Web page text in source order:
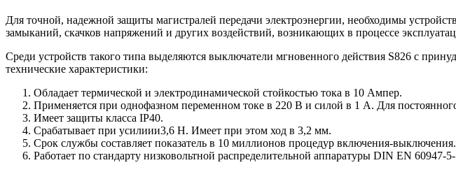
Для точной, надежной защиты магистралей передачи электроэнергии, необходимы
замыканий, скачков напряжений и других воздействий, возникающих в процессе
Среди устройств такого типа выделяются выключатели мгновенного действия S826 с
технические характеристики:
Обладает термической и электродинамической стойкостью тока в 10 Ампер.
Применяется при однофазном переменном токе в 220 В и силой в 1 А. Для
Имеет защиты класса IP40.
Срабатывает при усилиии3,6 Н. Имеет при этом ход в 3,2 мм.
Срок службы составляет показатель в 10 миллионов процедур включения-выключения.
Работает по стандарту низковольтной распределительной аппаратуры DIN EN 60947-